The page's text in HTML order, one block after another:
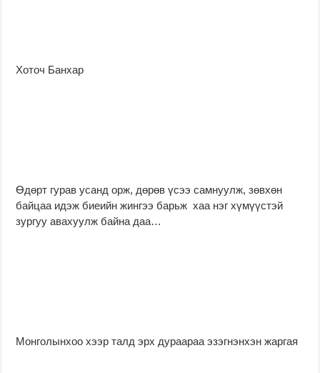
Хоточ Банхар
Өдөрт гурав усанд орж, дөрөв үсээ самнуулж, зөвхөн
байцаа идэж биеийн жингээ барьж хаа нэг хүмүүстэй
зургуу авахуулж байна даа…
Монголынхоо хээр талд эрх дураараа эзэгнэнхэн жаргая